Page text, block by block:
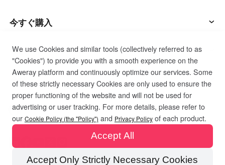
AweShell
スマートハードウェア
AweSeedクライアント
AweShellクライアント
ITオペレーション & サポート
リモートワーク
テクニカルサポート
インダストリアルIoT
今すぐ購入
AweSunパーソナルプラン
AweSeedビジネスプラン
AweShellパーソナルプラン
AweShellビジネスプラン
サポート
カスタマーサービスに連絡する
リソース
会社
私たちについて
パートナーになる
プライバシーポリシー利用規約クッキーポリシー
We use Cookies and similar tools (collectively referred to as
"Cookies") to provide you with a smooth experience on the
Aweray platform and continuously optimize our services. Some
of these strictly necessary Cookies are only used to ensure the
proper functioning of the website and will not be used for
advertising or user tracking. For more details, please refer to
our Cookie Policy (the "Policy") and Privacy Policy of each product.
Accept Only Strictly Necessary Cookies
Accept All